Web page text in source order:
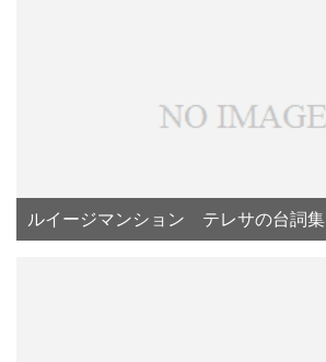
ルイージマンション テレサの台詞集